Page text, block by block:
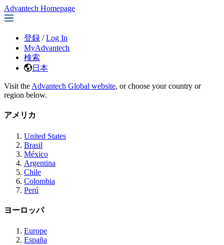
Advantech Homepage
登録 / Log In
MyAdvantech
検索
日本
Visit the Advantech Global website, or choose your country or
region below.
アメリカ
United States
Brasil
México
Argentina
Chile
Colombia
Perú
ヨーロッパ
Europe
España